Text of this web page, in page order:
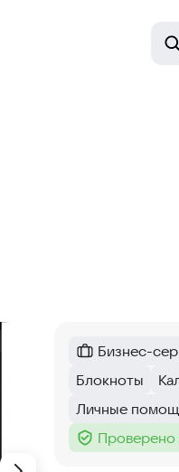
Категория:
Бизнес-
Тег:
Блокноты
Тег
Тег :
Личные
Тег :
Проверено